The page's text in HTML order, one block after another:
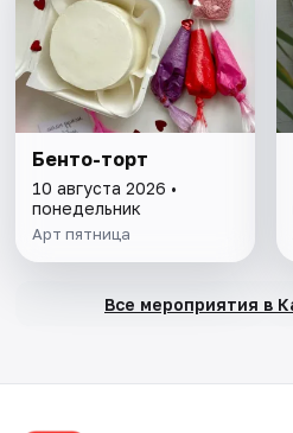
Бенто-торт
10 августа 2026 •
понедельник
Арт пятница
Все мероприятия в